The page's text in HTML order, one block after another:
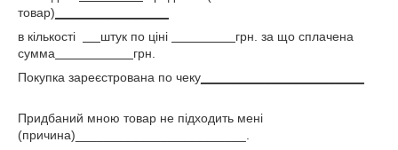
товар)
в кількості
штук по ціні
грн. за що сплачена
сумма
грн.
Покупка зареєстрована по чеку
Придбаний мною товар не підходить мені
(причина)________________________.